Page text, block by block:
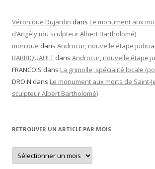
Véronique Dujardin dans Le monument aux
d’Angély (du sculpteur Albert Bartholomé)
monique dans Androcur, nouvelle étape
BARRIQUAULT dans Androcur, nouvelle étape
FRANCOIS dans La grimolle, spécialité locale
DROIN dans Le monument aux morts de Saint-
sculpteur Albert Bartholomé)
RETROUVER UN ARTICLE PAR MOIS
Retrouver
un
article